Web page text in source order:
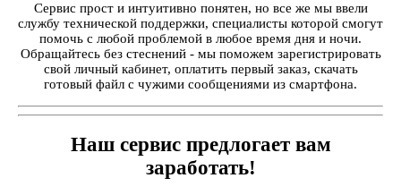
Сервис прост и интуитивно понятен, но все же мы ввели
службу технической поддержки, специалисты которой смогут
помочь с любой проблемой в любое время дня и ночи.
Обращайтесь без стеснений - мы поможем зарегистрировать
свой личный кабинет, оплатить первый заказ, скачать
готовый файл с чужими сообщениями из смартфона.
Наш сервис предлогает вам
заработать!